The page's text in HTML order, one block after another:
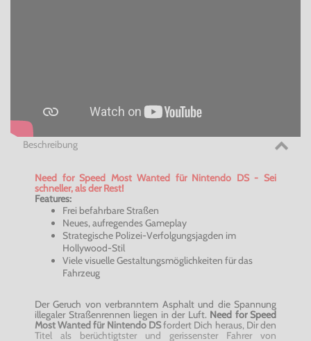
Beschreibung
Need for Speed Most Wanted für Nintendo DS - Sei
schneller, als der Rest!
Features:
Frei befahrbare Straßen
Neues, aufregendes Gameplay
Strategische Polizei-Verfolgungsjagden im
Hollywood-Stil
Viele visuelle Gestaltungsmöglichkeiten für das
Fahrzeug
Der Geruch von verbranntem Asphalt und die Spannung
illegaler Straßenrennen liegen in der Luft. Need for Speed
Most Wanted für Nintendo DSfordert Dich heraus, Dir den
Titel als berüchtigtster und gerissenster Fahrer von